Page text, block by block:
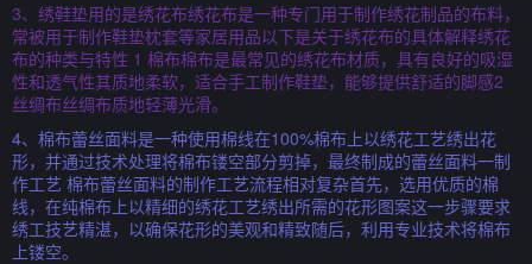
3、绣鞋垫用的是绣花布绣花布是一种专门用于制作绣花制品的布料，
常被用于制作鞋垫枕套等家居用品以下是关于绣花布的具体解释绣花
布的种类与特性 1 棉布棉布是最常见的绣花布材质，具有良好的吸湿
性和透气性其质地柔软，适合手工制作鞋垫，能够提供舒适的脚感2
丝绸布丝绸布质地轻薄光滑。
4、棉布蕾丝面料是一种使用棉线在100%棉布上以绣花工艺绣出花
形，并通过技术处理将棉布镂空部分剪掉，最终制成的蕾丝面料一制
作工艺 棉布蕾丝面料的制作工艺流程相对复杂首先，选用优质的棉
线，在纯棉布上以精细的绣花工艺绣出所需的花形图案这一步骤要求
绣工技艺精湛，以确保花形的美观和精致随后，利用专业技术将棉布
上镂空。